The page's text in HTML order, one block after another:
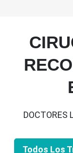
DOCTORES
Todos Los